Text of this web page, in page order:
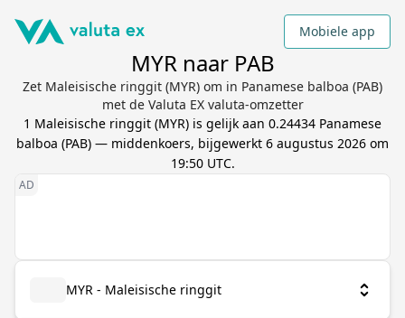
Mobiele app
MYR naar PAB
Zet Maleisische ringgit (MYR) om in Panamese balboa (PAB)
met de Valuta EX valuta-omzetter
1 Maleisische ringgit (MYR) is gelijk aan 0.24434 Panamese
balboa (PAB) — middenkoers, bijgewerkt 6 augustus 2026 om
19:50 UTC.
MYR - Maleisische ringgit